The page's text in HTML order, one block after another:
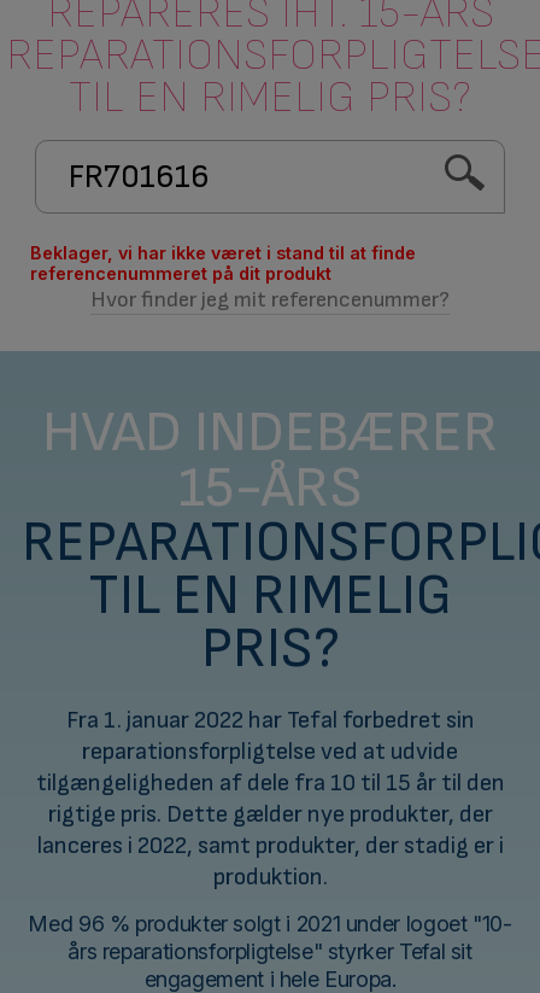
REPARERES IHT. 15-ÅRS
TIL EN RIMELIG PRIS?
Beklager, vi har ikke været i stand til at finde
referencenummeret på dit produkt
Hvor finder jeg mit referencenummer?
HVAD INDEBÆRER
15-ÅRS
TIL EN RIMELIG
PRIS?
Fra 1. januar 2022 har Tefal forbedret sin
reparationsforpligtelse ved at udvide
tilgængeligheden af dele fra 10 til 15 år til den
rigtige pris. Dette gælder nye produkter, der
lanceres i 2022, samt produkter, der stadig er i
produktion.
Med 96 % produkter solgt i 2021 under logoet "10-
års reparationsforpligtelse" styrker Tefal sit
engagement i hele Europa.